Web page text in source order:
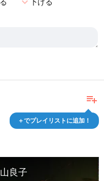
playlist_add
＋でプレイリストに追加！
良子